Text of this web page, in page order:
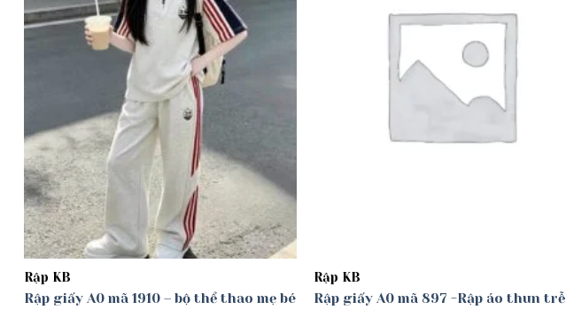
Rập KB
Rập giấy A0 mã 1910 – bộ thể thao mẹ bé
Rập KB
Rập giấy A0 mã 897 -Rập áo thun trễ